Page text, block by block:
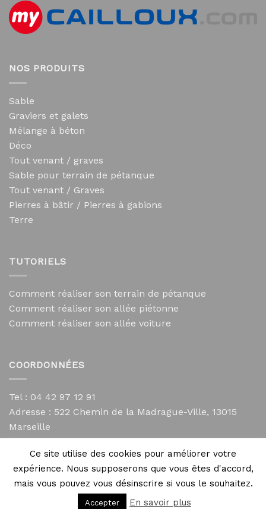
NOS PRODUITS
Sable
Graviers et galets
Mélange à béton
Déco
Tout venant / graves
Sable pour terrain de pétanque
Tout venant / Graves
Pierres à bâtir / Pierres à gabions
Terre
TUTORIELS
Comment réaliser son terrain de pétanque
Comment réaliser son allée piétonne
Comment réaliser son allée voiture
COORDONNÉES
Tel : 04 42 97 12 91
Adresse : 522 Chemin de la Madrague-Ville, 13015
Marseille
contact@mycailloux.com
Mentions légales
Copyright 2026 © Directives Web
Ce site utilise des cookies pour améliorer votre
expérience. Nous supposerons que vous êtes d'accord,
mais vous pouvez vous désinscrire si vous le souhaitez.
Accepter En savoir plus